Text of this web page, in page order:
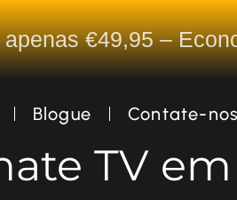
€49,95 –
Blogue Contate-nos
TV